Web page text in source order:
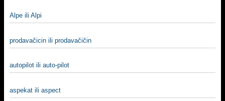
Alpe ili Alpi
prodavačicin ili prodavačičin
autopilot ili auto-pilot
aspekat ili aspect